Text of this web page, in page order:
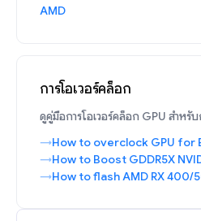
AMD
การโอเวอร์คล็อก
ดูคู่มือการโอเวอร์คล็อก GPU สำหรับ
How to overclock GPU for
How to Boost GDDR5X
How to flash AMD RX 400/